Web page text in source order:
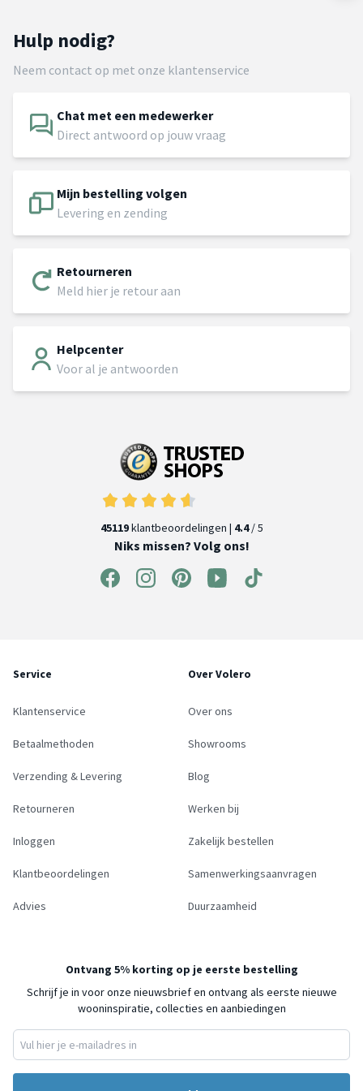
Hulp nodig?
Neem contact op met onze klantenservice
Chat met een medewerker
Direct antwoord op jouw vraag
Mijn bestelling volgen
Levering en zending
Retourneren
Meld hier je retour aan
Helpcenter
Voor al je antwoorden
45119klantbeoordelingen | 4.4/ 5
Niks missen? Volg ons!
Service
Klantenservice
Betaalmethoden
Verzending & Levering
Retourneren
Inloggen
Klantbeoordelingen
Advies
Over Volero
Over ons
Showrooms
Blog
Werken bij
Zakelijk bestellen
Samenwerkingsaanvragen
Duurzaamheid
Ontvang 5% korting op je eerste bestelling
Schrijf je in voor onze nieuwsbrief en ontvang als eerste nieuwe
wooninspiratie, collecties en aanbiedingen